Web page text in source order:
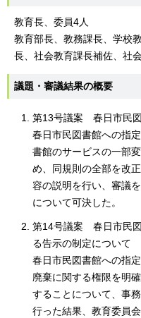
教育長、委員4人
教育部長、教務課長、学校
長、社会教育課長補佐、社
議題・審議結果の概要
第13号議案 春日市民
春日市民図書館への指
書館のサービスの一部
め、同規則の全部を改
容の説明を行い、審議
について可決した。
第14号議案 春日市民
る告示の制定について
春日市民図書館への指
廃棄に関する権限を明
することについて、事
行った結果、教育委員